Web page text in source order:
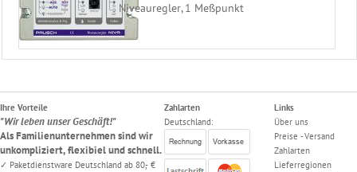
Niveauregler, 1 Meßpunkt
Ihre Vorteile
"Wir leben unser Geschäft!"
Als Familienunternehmen sind wir
unkompliziert, flexibiel und schnell.
✓ Paketdienstware Deutschland ab 80,- €
Zahlarten
Deutschland:
Links
Über uns
Preise - Versand
Zahlarten
Lieferregionen